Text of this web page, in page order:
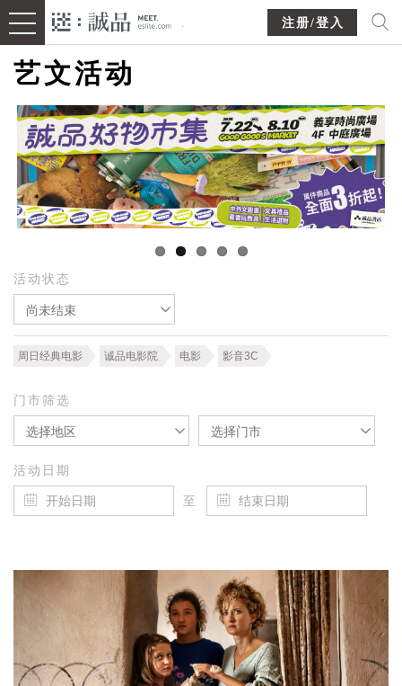
注册/登入
艺文活动
活动状态
尚未结束
周日经典电影 诚品电影院 电影 影音3C
门市筛选
选择地区 选择门市
活动日期
至